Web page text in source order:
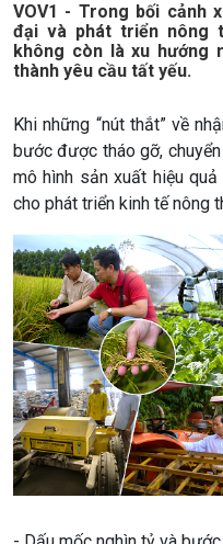
Chính trị
Tin Chính trị
Chính phủ với người dân
Quốc hội với cử tri
Xây dựng đảng
Đảng trong cuộc sống
Nhận diện sự thật
Pháp luật và đời sống
Kinh tế
Tin Kinh tế
Trước giờ mở cửa
Dòng chảy Kinh tế
VOV1 - Trong bối cảnh
đại và phát triển nông
không còn là xu hướng
thành yêu cầu tất yếu.
Khi những “nút thắt” về
bước được tháo gỡ,
mô hình sản xuất hiệu
cho phát triển kinh tế nông